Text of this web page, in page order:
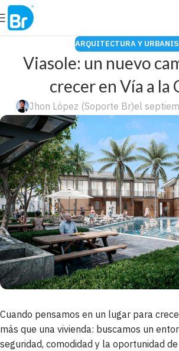
ARQUITECTURA Y
Viasole: un nuevo
crecer en Vía a la
Jhon López (Soporte Br)el
Cuando pensamos en un lugar para
más que una vivienda: buscamos un
seguridad, comodidad y la oportunidad
⭐️ Anúnciate con nosotros